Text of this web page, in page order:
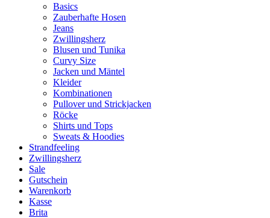
Basics
Zauberhafte Hosen
Jeans
Zwillingsherz
Blusen und Tunika
Curvy Size
Jacken und Mäntel
Kleider
Kombinationen
Pullover und Strickjacken
Röcke
Shirts und Tops
Sweats & Hoodies
Strandfeeling
Zwillingsherz
Sale
Gutschein
Warenkorb
Kasse
Brita